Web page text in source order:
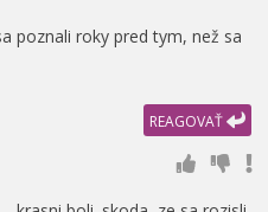
poznali roky pred tym, než sa
REAGOVAŤ